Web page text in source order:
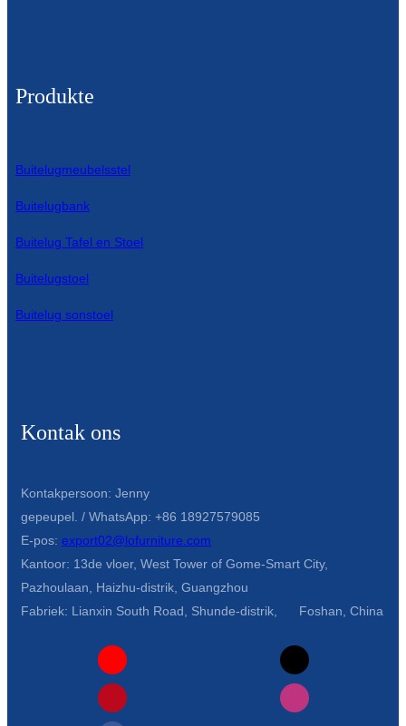
Produkte
Buitelugmeubelsstel
Buitelugbank
Buitelug Tafel en Stoel
Buitelugstoel
Buitelug sonstoel
Kontak ons
Kontakpersoon: Jenny
gepeupel. / WhatsApp: +86 18927579085
E-pos: export02@lofurniture.com
Kantoor: 13de vloer, West Tower of Gome-Smart City,
Pazhoulaan, Haizhu-distrik, Guangzhou
Fabriek: Lianxin South Road, Shunde-distrik, Foshan, China